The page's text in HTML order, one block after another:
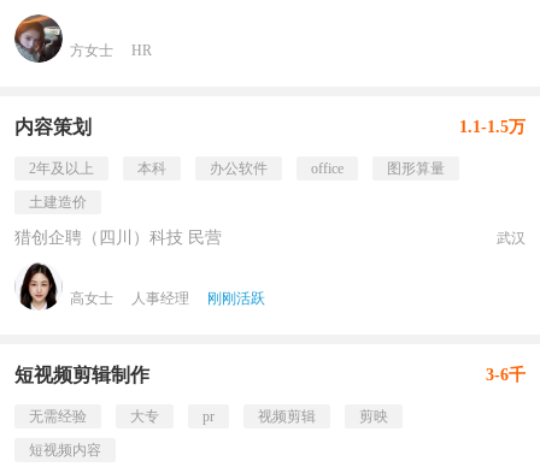
方女士 HR
内容策划 1.1-1.5万
2年及以上 本科 办公软件 office
图形算量
土建造价
猎创企聘（四川）科技 民营 武汉
高女士 人事经理 刚刚活跃
短视频剪辑制作 3-6千
无需经验 大专 pr 视频剪辑
剪映
短视频内容